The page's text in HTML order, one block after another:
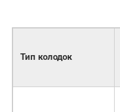
Тип колодок